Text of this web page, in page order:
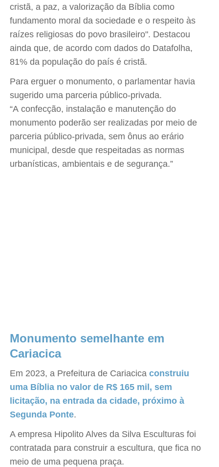
cristã, a paz, a valorização da Bíblia como
fundamento moral da sociedade e o respeito às
raízes religiosas do povo brasileiro". Destacou
ainda que, de acordo com dados do Datafolha,
81% da população do país é cristã.
Para erguer o monumento, o parlamentar havia
sugerido uma parceria público-privada.
“A confecção, instalação e manutenção do
monumento poderão ser realizadas por meio de
parceria público-privada, sem ônus ao erário
municipal, desde que respeitadas as normas
urbanísticas, ambientais e de segurança.”
Monumento semelhante em
Cariacica
Em 2023, a Prefeitura de Cariacica construiu
uma Bíblia no valor de R$ 165 mil, sem
licitação, na entrada da cidade, próximo à
Segunda Ponte.
A empresa Hipolito Alves da Silva Esculturas foi
contratada para construir a escultura, que fica no
meio de uma pequena praça.